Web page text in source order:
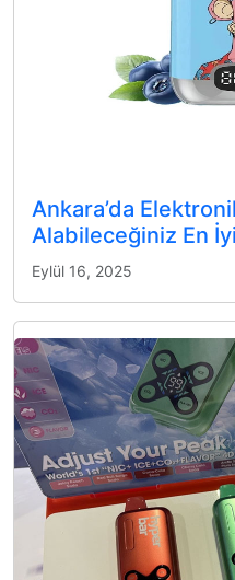
Ankara’da
Alabileceğiniz En
Eylül 16, 2025